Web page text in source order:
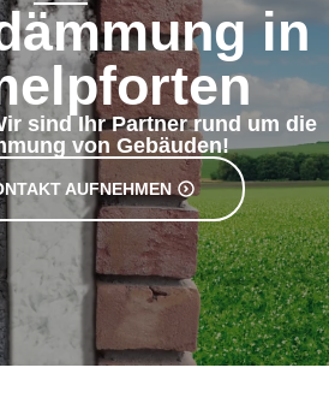
in
sind Ihr Partner rund um die
von Gebäuden!
AUFNEHMEN